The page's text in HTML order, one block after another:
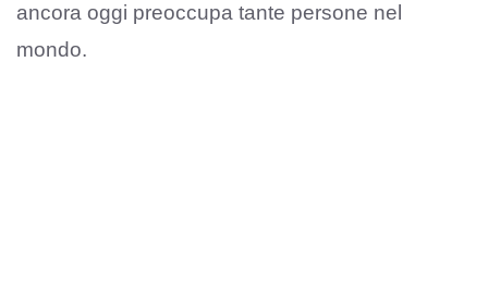
ancora oggi preoccupa tante persone nel
mondo.